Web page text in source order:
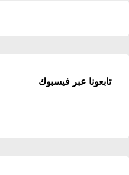
تابعونا عبر فيسبوك